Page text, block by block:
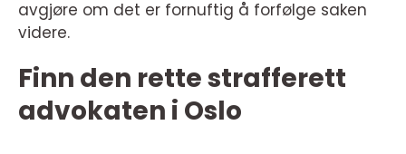
avgjøre om det er fornuftig å forfølge saken
videre.
Finn den rette strafferett
advokaten i Oslo